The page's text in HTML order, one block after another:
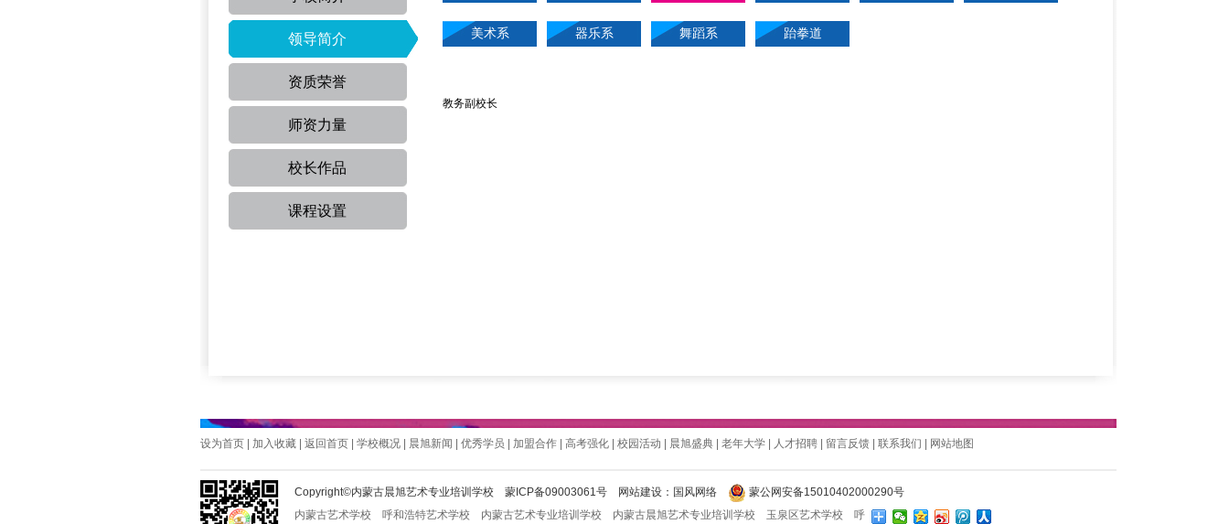
领导简介
资质荣誉
师资力量
校长作品
课程设置
美术系 器乐系 舞蹈系 跆拳道
教务副校长
设为首页 加入收藏 返回首页 学校概况 晨旭新闻 优秀学员 加盟合作 高考强化 校园活动 晨旭盛典 老年大学 人才招聘 留言反馈 联系我们 网站地图
Copyright©内蒙古晨旭艺术专业培训学校 蒙ICP备09003061号 网站建设 ： 国风网络
蒙公网安备15010402000290号
内蒙古艺术学校
呼和浩特艺术学校 内蒙古艺术专业培训学校 内蒙古晨旭艺术专业培训学校 玉泉区艺术学校 呼